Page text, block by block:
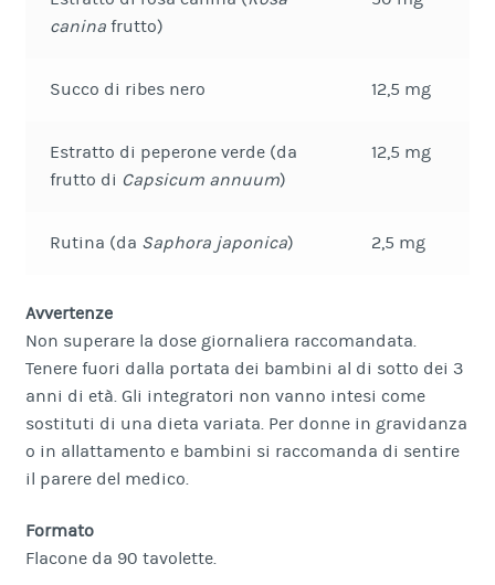
canina frutto)
Succo di ribes nero 12,5 mg
Estratto di peperone verde (da
frutto di Capsicum annuum)
12,5 mg
Rutina (da Saphora japonica) 2,5 mg
Avvertenze
Non superare la dose giornaliera raccomandata.
Tenere fuori dalla portata dei bambini al di sotto dei 3
anni di età. Gli integratori non vanno intesi come
sostituti di una dieta variata. Per donne in gravidanza
o in allattamento e bambini si raccomanda di sentire
il parere del medico.
Formato
Flacone da 90 tavolette.